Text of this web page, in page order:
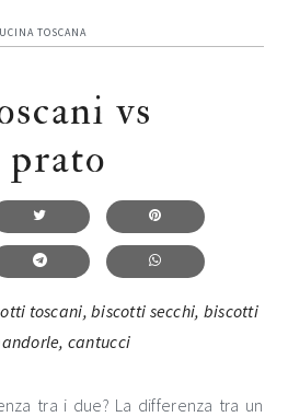
TOSCANA
vs
tra i due? La differenza tra un